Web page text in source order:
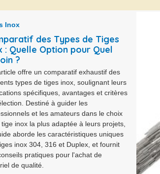
Inox
des Types de Tiges
: Quelle Option pour Quel
?
offre un comparatif exhaustif des
types de tiges inox, soulignant leurs
spécifiques, avantages et critères
Destiné à guider les
et les amateurs dans le choix
inox la plus adaptée à leurs projets,
aborde les caractéristiques uniques
inox 304, 316 et Duplex, et fournit
pratiques pour l'achat de
de qualité.